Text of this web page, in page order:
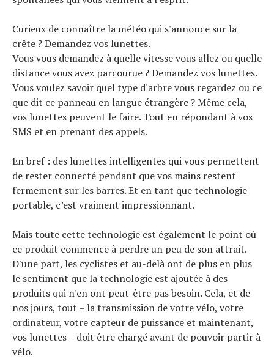
Curieux de connaître la météo qui s'annonce sur la
crête ? Demandez vos lunettes.
Vous vous demandez à quelle vitesse vous allez ou quelle
distance vous avez parcourue ? Demandez vos lunettes.
Vous voulez savoir quel type d'arbre vous regardez ou ce
que dit ce panneau en langue étrangère ? Même cela,
vos lunettes peuvent le faire. Tout en répondant à vos
SMS et en prenant des appels.
En bref : des lunettes intelligentes qui vous permettent
de rester connecté pendant que vos mains restent
fermement sur les barres. Et en tant que technologie
portable, c’est vraiment impressionnant.
Mais toute cette technologie est également le point où
ce produit commence à perdre un peu de son attrait.
D'une part, les cyclistes et au-delà ont de plus en plus
le sentiment que la technologie est ajoutée à des
produits qui n'en ont peut-être pas besoin. Cela, et de
nos jours, tout – la transmission de votre vélo, votre
ordinateur, votre capteur de puissance et maintenant,
vos lunettes – doit être chargé avant de pouvoir partir à
vélo.